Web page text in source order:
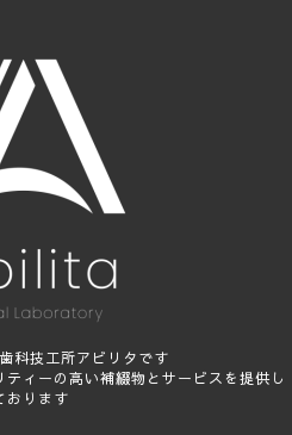
科技工所アビリタです
ィーの高い補綴物とサービスを提供し
おります